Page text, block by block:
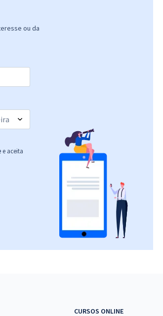
ou da
e aceita
CURSOS ONLINE